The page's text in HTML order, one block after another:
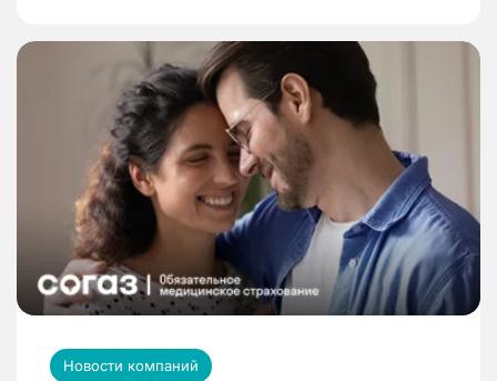
Новости компаний